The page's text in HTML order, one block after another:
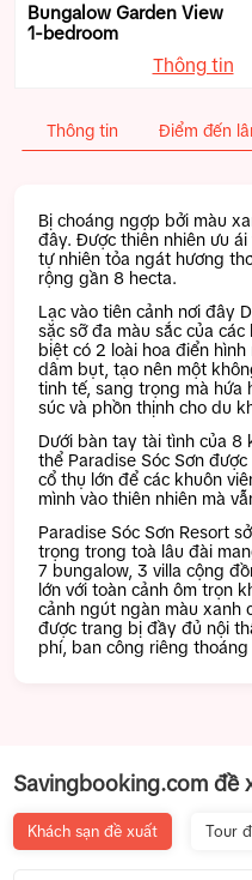
Bungalow Garden View
1-bedroom
Thông tin
Thông tin Điểm đến
Bị choáng ngợp bởi màu
đây. Được thiên nhiên ưu
tự nhiên tỏa ngát hương
rộng gần 8 hecta.
Lạc vào tiên cảnh nơi đây
sặc sỡ đa màu sắc của
biệt có 2 loài hoa điển
dâm bụt, tạo nên một
tinh tế, sang trọng mà hứa
súc và phồn thịnh cho du
Dưới bàn tay tài tình của 8
thể Paradise Sóc Sơn
cổ thụ lớn để các khuôn
mình vào thiên nhiên mà
Paradise Sóc Sơn Resort
trọng trong toà lâu đài
7 bungalow, 3 villa cộng
lớn với toàn cảnh ôm trọn
cảnh ngút ngàn màu xanh
được trang bị đầy đủ nội
phí, ban công riêng
Savingbooking.com đề
Khách sạn đề xuất Tour